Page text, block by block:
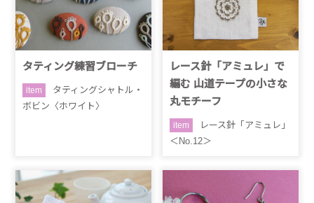
タティング練習ブローチ
item
タティングシャトル・
ボビン〈ホワイト〉
レース針「アミュレ」で
編む 山道テープの小さな
丸モチーフ
item
レース針「アミュレ」
＜No.12＞